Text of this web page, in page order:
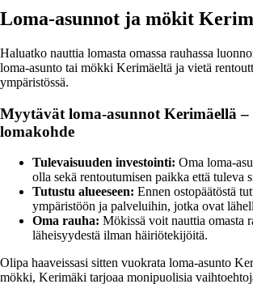
Loma-asunnot ja mökit
Haluatko nauttia lomasta omassa rauhassa
loma-asunto tai mökki Kerimäeltä ja vietä
ympäristössä.
Myytävät loma-asunnot Kerimäellä –
lomakohde
Tulevaisuuden investointi: Oma loma-
olla sekä rentoutumisen paikka että tuleva
Tutustu alueeseen: Ennen ostopäätöstä
ympäristöön ja palveluihin, jotka ovat
Oma rauha: Mökissä voit nauttia omasta
läheisyydestä ilman häiriötekijöitä.
Olipa haaveissasi sitten vuokrata loma-asunto
mökki, Kerimäki tarjoaa monipuolisia